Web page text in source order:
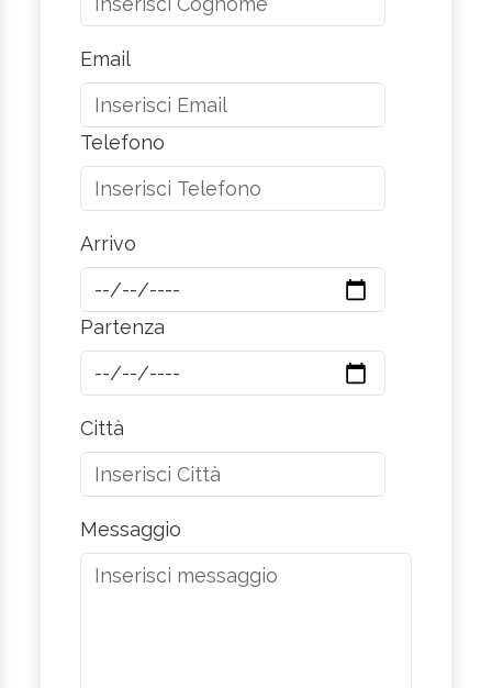
Email
Telefono
Arrivo
Partenza
Città
Messaggio